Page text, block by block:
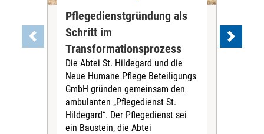
Pflegedienstgründung als
Schritt im
Transformationsprozess
Die Abtei St. Hildegard und die
Neue Humane Pflege Beteiligungs
GmbH gründen gemeinsam den
ambulanten „Pflegedienst St.
Hildegard“. Der Pflegedienst sei
ein Baustein, die Abtei